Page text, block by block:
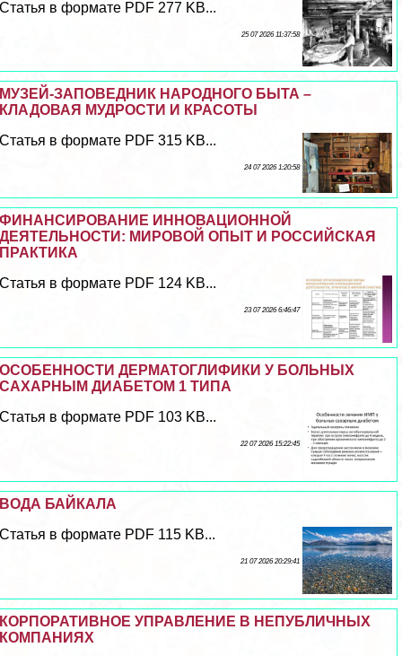
Статья в формате PDF 277 KB...
25 07 2026 11:37:58
МУЗЕЙ-ЗАПОВЕДНИК НАРОДНОГО БЫТА –
КЛАДОВАЯ МУДРОСТИ И КРАСОТЫ
Статья в формате PDF 315 KB...
24 07 2026 1:20:58
ФИНАНСИРОВАНИЕ ИННОВАЦИОННОЙ
ДЕЯТЕЛЬНОСТИ: МИРОВОЙ ОПЫТ И РОССИЙСКАЯ
ПРАКТИКА
Статья в формате PDF 124 KB...
23 07 2026 6:46:47
ОСОБЕННОСТИ ДЕРМАТОГЛИФИКИ У БОЛЬНЫХ
САХАРНЫМ ДИАБЕТОМ 1 ТИПА
Статья в формате PDF 103 KB...
22 07 2026 15:22:45
ВОДА БАЙКАЛА
Статья в формате PDF 115 KB...
21 07 2026 20:29:41
КОРПОРАТИВНОЕ УПРАВЛЕНИЕ В НЕПУБЛИЧНЫХ
КОМПАНИЯХ